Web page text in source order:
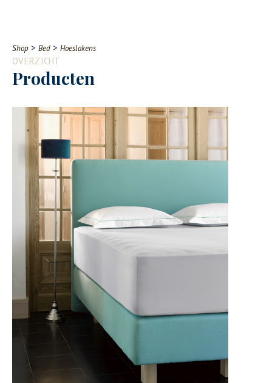
Contact
Shop > Bed > Hoeslakens
OVERZICHT
Producten